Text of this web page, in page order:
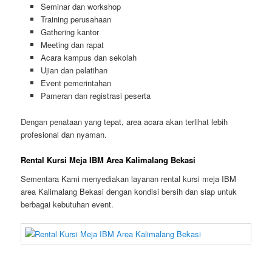
Seminar dan workshop
Training perusahaan
Gathering kantor
Meeting dan rapat
Acara kampus dan sekolah
Ujian dan pelatihan
Event pemerintahan
Pameran dan registrasi peserta
Dengan penataan yang tepat, area acara akan terlihat lebih
profesional dan nyaman.
Rental Kursi Meja IBM Area Kalimalang Bekasi
Sementara Kami menyediakan layanan rental kursi meja IBM
area Kalimalang Bekasi dengan kondisi bersih dan siap untuk
berbagai kebutuhan event.